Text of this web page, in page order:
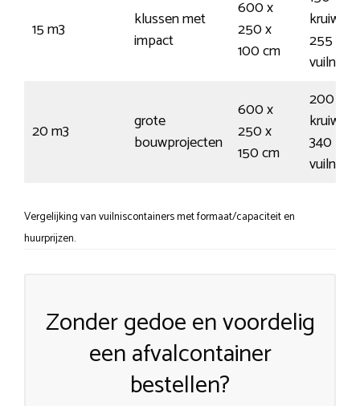
15 m3
klussen met
impact
600 x
250 x
100 cm
255
20 m3
grote
bouwprojecten
600 x
250 x
150 cm
200
340
Vergelijking van vuilniscontainers met formaat/capaciteit en
huurprijzen.
Zonder gedoe en voordelig
een afvalcontainer
bestellen?